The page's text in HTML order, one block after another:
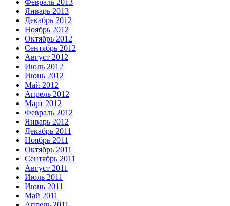
Февраль 2013
Январь 2013
Декабрь 2012
Ноябрь 2012
Октябрь 2012
Сентябрь 2012
Август 2012
Июль 2012
Июнь 2012
Май 2012
Апрель 2012
Март 2012
Февраль 2012
Январь 2012
Декабрь 2011
Ноябрь 2011
Октябрь 2011
Сентябрь 2011
Август 2011
Июль 2011
Июнь 2011
Май 2011